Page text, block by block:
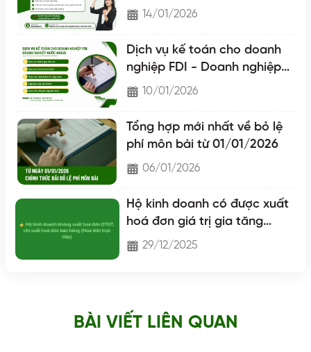
Định14/01/2026
Dịch vụ kế toán cho doanh
nghiệp FDI - Doanh nghiệp
nước ngoài
10/01/2026
Tổng hợp mới nhất về bỏ lệ
phí môn bài từ 01/01/2026
06/01/2026
Hộ kinh doanh có được xuất
hoá đơn giá trị gia tăng
không?
29/12/2025
BÀI VIẾT LIÊN QUAN